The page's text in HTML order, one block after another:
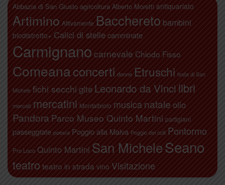
Abbazia di San Giusto agricoltura Alberto Moretti antiquariato
Artimino Attivamente Bacchereto bambini
biodistretto+ Calici di stellecamminate
Carmignano carnevale Chiodo Fisso
Comeanaconcerti donne Etruschi festa di San
Michele fichi secchi gite Leonardo da Vinci libri
mercati mercatini Montalbiolo musica natale olio
Pandora Parco Museo Quinto Martini partigiani
passeggiate poesia Poggio alla Malva Poggio dei colli Pontormo
Pro Loco Quinto Martini San MicheleSeano
teatro teatro in strada vino Visitazione